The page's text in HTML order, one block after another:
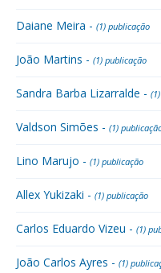
Daiane Meira - (1) publicação
João Martins - (1) publicação
Sandra Barba Lizarralde -
Valdson Simões - (1)
Lino Marujo - (1) publicação
Allex Yukizaki - (1) publicação
Carlos Eduardo Vizeu - (1)
João Carlos Ayres - (1)